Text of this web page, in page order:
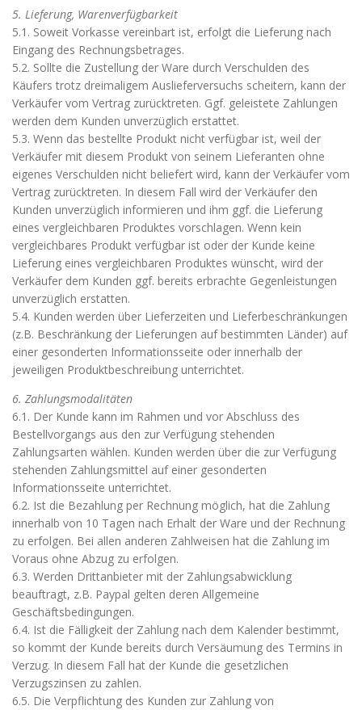
5. Lieferung, Warenverfügbarkeit
5.1. Soweit Vorkasse vereinbart ist, erfolgt die Lieferung nach
Eingang des Rechnungsbetrages.
5.2. Sollte die Zustellung der Ware durch Verschulden des
Käufers trotz dreimaligem Auslieferversuchs scheitern, kann der
Verkäufer vom Vertrag zurücktreten. Ggf. geleistete Zahlungen
werden dem Kunden unverzüglich erstattet.
5.3. Wenn das bestellte Produkt nicht verfügbar ist, weil der
Verkäufer mit diesem Produkt von seinem Lieferanten ohne
eigenes Verschulden nicht beliefert wird, kann der Verkäufer vom
Vertrag zurücktreten. In diesem Fall wird der Verkäufer den
Kunden unverzüglich informieren und ihm ggf. die Lieferung
eines vergleichbaren Produktes vorschlagen. Wenn kein
vergleichbares Produkt verfügbar ist oder der Kunde keine
Lieferung eines vergleichbaren Produktes wünscht, wird der
Verkäufer dem Kunden ggf. bereits erbrachte Gegenleistungen
unverzüglich erstatten.
5.4. Kunden werden über Lieferzeiten und Lieferbeschränkungen
(z.B. Beschränkung der Lieferungen auf bestimmten Länder) auf
einer gesonderten Informationsseite oder innerhalb der
jeweiligen Produktbeschreibung unterrichtet.
6. Zahlungsmodalitäten
6.1. Der Kunde kann im Rahmen und vor Abschluss des
Bestellvorgangs aus den zur Verfügung stehenden
Zahlungsarten wählen. Kunden werden über die zur Verfügung
stehenden Zahlungsmittel auf einer gesonderten
Informationsseite unterrichtet.
6.2. Ist die Bezahlung per Rechnung möglich, hat die Zahlung
innerhalb von 10 Tagen nach Erhalt der Ware und der Rechnung
zu erfolgen. Bei allen anderen Zahlweisen hat die Zahlung im
Voraus ohne Abzug zu erfolgen.
6.3. Werden Drittanbieter mit der Zahlungsabwicklung
beauftragt, z.B. Paypal gelten deren Allgemeine
Geschäftsbedingungen.
6.4. Ist die Fälligkeit der Zahlung nach dem Kalender bestimmt,
so kommt der Kunde bereits durch Versäumung des Termins in
Verzug. In diesem Fall hat der Kunde die gesetzlichen
Verzugszinsen zu zahlen.
6.5. Die Verpflichtung des Kunden zur Zahlung von